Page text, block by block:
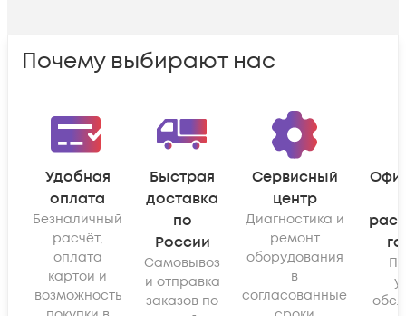
Почему выбирают нас
Удобная
оплата
Безналичный
расчёт,
оплата
картой и
возможность
Быстрая
доставка
по
России
Самовывоз
и отправка
заказов по
Сервисный
центр
Диагностика и
ремонт
оборудования
в
согласованные